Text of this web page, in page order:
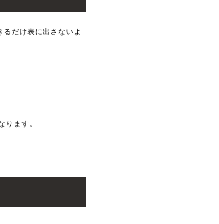
だけ表に出さないよ
ます。